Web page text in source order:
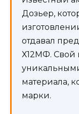
Дозьер,
отдавал
Х12МФ. Свой
материала,
марки.